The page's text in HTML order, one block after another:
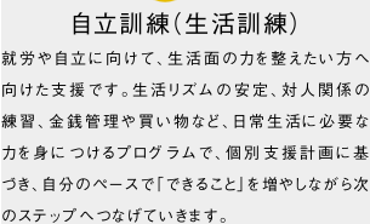
自立訓練（生活訓練）
就労や自立に向けて、生活面の力を整えたい方へ
向けた支援です。生活リズムの安定、対人関係の
練習、金銭管理や買い物など、日常生活に必要な
力を身につけるプログラムで、個別支援計画に基
づき、自分のペースで「できること」を増やしながら次
のステップへつなげていきます。